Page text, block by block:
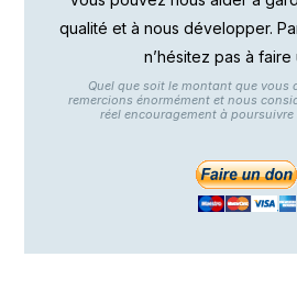
qualité et à nous développer.
n’hésitez pas à faire
Quel que soit le montant que vous
remercions énormément et nous
réel encouragement à poursuivre